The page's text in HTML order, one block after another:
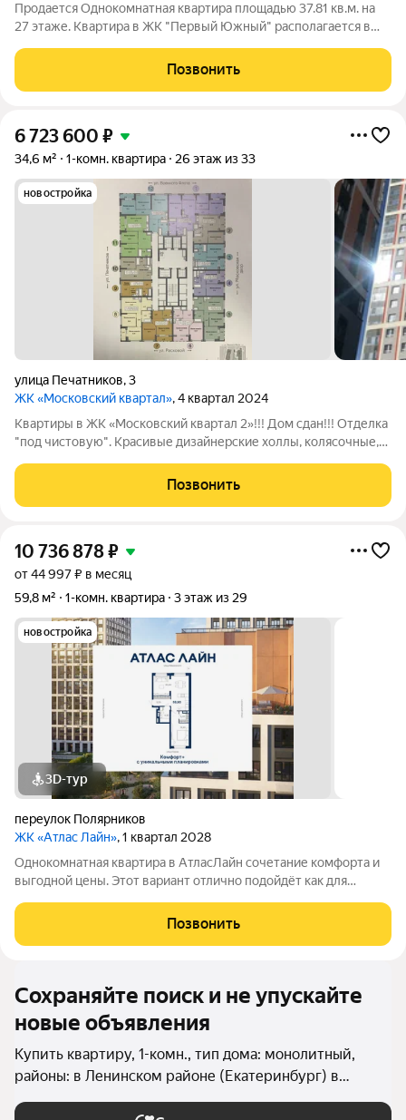
Продается Однокомнатная квартира площадью 37.81 кв.м. на
27 этаже. Квартира в ЖК "Первый Южный" располагается в
улиц Шаумяна, Амундсена, Волгоградской и Советских
Женщин с отличной транспортной
Позвонить
6 723 600 ₽
34,6 м² 1-комн. квартира 26 этаж из 33
новостройка
улица Печатников,3
ЖК «Московский квартал», 4 квартал 2024
Квартиры в ЖК «Московский квартал 2»!!! Дом сдан!!! Отделка
"под чистовую". Красивые дизайнерские холлы, колясочные,
видеонаблюдение. Большая и закрытая территория двора с
детскими площадками и
Позвонить
10 736 878₽
от 44 997 ₽ в месяц
59,8 м²
1-комн. квартира 3 этаж из 29
новостройка
3D-тур
переулок Полярников
ЖК «Атлас Лайн», 1 квартал 2028
Однокомнатная квартира в АтласЛайн сочетание комфорта и
выгодной цены. Этот вариант отлично подойдёт как для
планировка легко зонируется и позволяет создать уютный
интерьер. Проект расположен
Позвонить
Сохраняйте поиск и не упускайте
новые объявления
Купить квартиру, 1-комн., тип дома: монолитный,
районы: в Ленинском районе (Екатеринбург) в
Екатеринбурге